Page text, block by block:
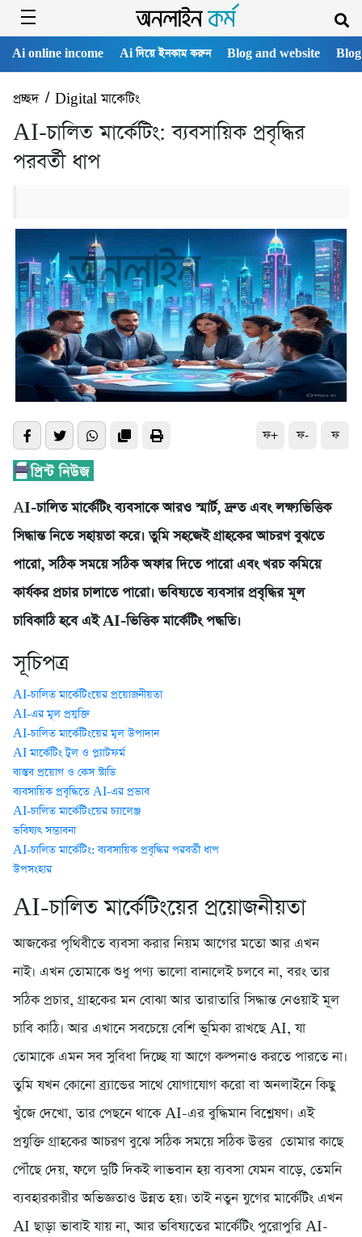
Ai online income Ai দিয়ে ইনকাম করুন Blog and website
প্রচ্ছদ/ Digital মাকেটিং
AI-চালিত মার্কেটিং: ব্যবসায়িক প্রবৃদ্ধির
পরবর্তী ধাপ
ফ+ ফ- ফ
AI-চালিত মার্কেটিং ব্যবসাকে আরও স্মার্ট, দ্রুত এবং লক্ষ্যভিত্তিক
সিদ্ধান্ত নিতে সহায়তা করে। তুমি সহজেই গ্রাহকের আচরণ বুঝতে
পারো, সঠিক সময়ে সঠিক অফার দিতে পারো এবং খরচ কমিয়ে
কার্যকর প্রচার চালাতে পারো। ভবিষ্যতে ব্যবসার প্রবৃদ্ধির মূল
চাবিকাঠি হবে এই AI-ভিত্তিক মার্কেটিং পদ্ধতি।
সূচিপত্র
AI-চালিত মার্কেটিংয়ের প্রয়োজনীয়তা
AI-এর মূল প্রযুক্তি
AI-চালিত মার্কেটিংয়ের মূল উপাদান
AI মার্কেটিং টুল ও প্ল্যাটফর্ম
বাস্তব প্রয়োগ ও কেস স্টাডি
ব্যবসায়িক প্রবৃদ্ধিতে AI-এর প্রভাব
AI-চালিত মার্কেটিংয়ের চ্যালেঞ্জ
ভবিষ্যৎ সম্ভাবনা
AI-চালিত মার্কেটিং: ব্যবসায়িক প্রবৃদ্ধির পরবর্তী ধাপ
উপসংহার
AI-চালিত মার্কেটিংয়ের প্রয়োজনীয়তা
আজকের পৃথিবীতে ব্যবসা করার নিয়ম আগের মতো আর এখন
নাই। এখন তোমাকে শুধু পণ্য ভালো বানালেই চলবে না, বরং তার
সঠিক প্রচার, গ্রাহকের মন বোঝা আর তারাতারি সিদ্ধান্ত নেওয়াই মূল
চাবি কাঠি। আর এখানে সবচেয়ে বেশি ভূমিকা রাখছে AI, যা
তোমাকে এমন সব সুবিধা দিচ্ছে যা আগে কল্পনাও করতে পারতে না।
তুমি যখন কোনো ব্র্যান্ডের সাথে যোগাযোগ করো বা অনলাইনে কিছু
খুঁজে দেখো, তার পেছনে থাকে AI-এর বুদ্ধিমান বিশ্লেষণ। এই
প্রযুক্তি গ্রাহকের আচরণ বুঝে সঠিক সময়ে সঠিক উত্তর তোমার কাছে
পৌঁছে দেয়, ফলে দুটি দিকই লাভবান হয় ব্যবসা যেমন বাড়ে, তেমনি
ব্যবহারকারীর অভিজ্ঞতাও উন্নত হয়। তাই নতুন যুগের মার্কেটিং এখন
AI ছাড়া ভাবাই যায় না, আর ভবিষ্যতের মার্কেটিং পুরোপুরি AI-